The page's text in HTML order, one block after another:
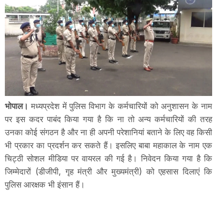
भोपाल। मध्यप्रदेश में पुलिस विभाग के कर्मचारियों को अनुशासन के नाम
पर इस कदर पाबंद किया गया है कि ना तो अन्य कर्मचारियों की तरह
उनका कोई संगठन है और ना ही अपनी परेशानियां बताने के लिए वह किसी
भी प्रकार का प्रदर्शन कर सकते हैं। इसलिए बाबा महाकाल के नाम एक
चिट्ठी सोशल मीडिया पर वायरल की गई है। निवेदन किया गया है कि
जिम्मेदारों (डीजीपी, गृह मंत्री और मुख्यमंत्री) को एहसास दिलाएं कि
पुलिस आरक्षक भी इंसान हैं।